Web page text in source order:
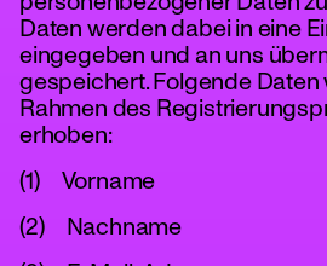
Daten werden dabei in eine
eingegeben und an uns
gespeichert. Folgende Daten
Rahmen des
erhoben:
(1) Vorname
(2) Nachname